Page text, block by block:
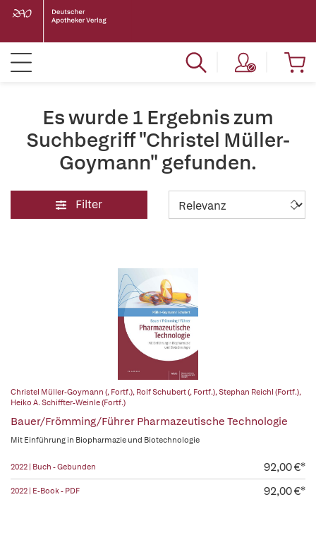
Es wurde 1 Ergebnis zum
Suchbegriff "Christel Müller-
Goymann" gefunden.
Filter
Christel Müller-Goymann (, Fortf.), Rolf Schubert (, Fortf.),Stephan Reichl (Fortf.),
Heiko A. Schiffter-Weinle (Fortf.)
Bauer/Frömming/Führer Pharmazeutische Technologie
Mit Einführung in Biopharmazie und Biotechnologie
2022 | Buch - Gebunden 92,00 €*
2022 | E-Book - PDF 92,00 €*